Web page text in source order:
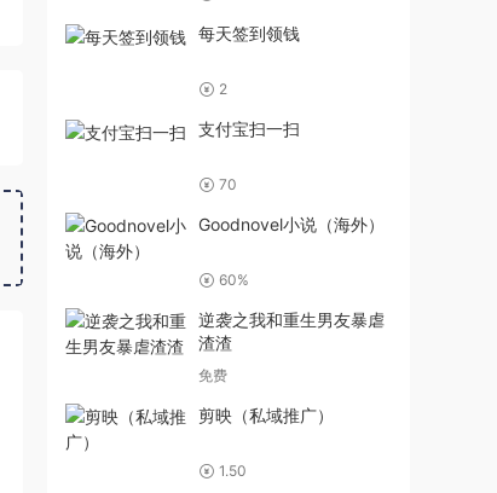
每天签到领钱
2
支付宝扫一扫
70
Goodnovel小说（海外）
60%
逆袭之我和重生男友暴虐
渣渣
免费
剪映（私域推广）
1.50